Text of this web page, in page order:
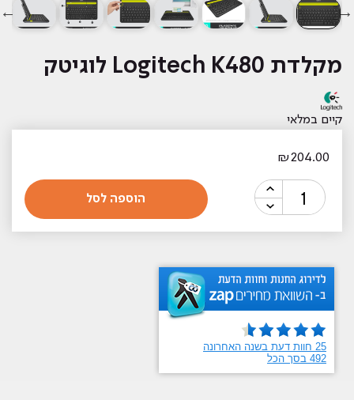
‏מקלדת Logitech K480 לוגיטק
קיים במלאי
₪204.00
כמות
של
K480
לוגיטק
הוספה לסל